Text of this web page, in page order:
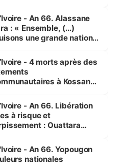
- An 66. Alassane
: « Ensemble, (…)
une grande nation
futures »
- 4 morts après des
à Kossandji
sinistrés
- An 66. Libération
à risque et
: Ouattara
droit pour préserver les
»
- An 66. Yopougon
nationales